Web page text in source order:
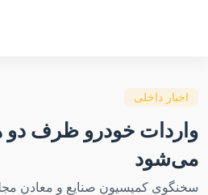
اخبار داخلی
واردات خودرو ظرف دو
می‌شود
سخنگوی کمیسیون صنایع و معادن